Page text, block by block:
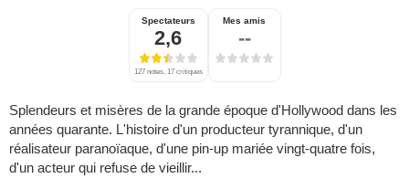
Spectateurs
2,6
127 notes, 17 critiques
Mes amis
--
Splendeurs et misères de la grande époque d'Hollywood dans les
années quarante. L'histoire d'un producteur tyrannique, d'un
réalisateur paranoïaque, d'une pin-up mariée vingt-quatre fois,
d'un acteur qui refuse de vieillir...